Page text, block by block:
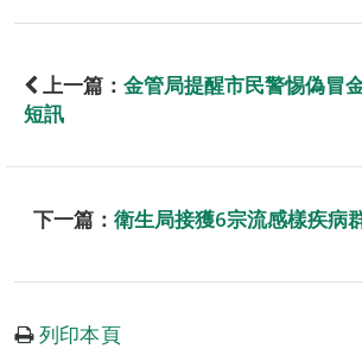
上一篇： 金管局提醒市民警惕偽冒
短訊
下一篇： 衛生局接獲6宗流感樣疾病
列印本頁